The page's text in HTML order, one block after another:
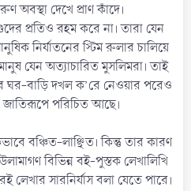
অবস্থা দেখে প্রাণ কাঁদে।
প্রতিও রহম করে না। তারা যেন
নির্যাতনের স্টিম রুলার চালিয়ে
যেন অত্যাচারিত মুসলিমরা। তাই
ঘর-বাড়ি দখল ক’রে নেওয়ার পরেও
জাতিরূপে পরিচিত আছে।
বঞ্চিত-লাঞ্ছিত। কিন্তু তার কারণ
বিভিন্ন বই-পুস্তক লেখালিখি
সারনির্যাস বলা যেতে পারে।